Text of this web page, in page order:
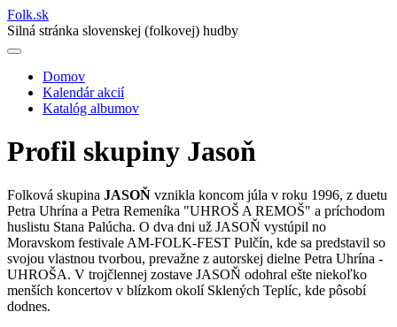
Folk.sk
Silná stránka slovenskej (folkovej) hudby
Main
navigation
Domov
Kalendár akcií
Katalóg albumov
Profil skupiny Jasoň
Folková skupina JASOŇ vznikla koncom júla v roku 1996, z duetu
Petra Uhrína a Petra Remeníka "UHROŠ A REMOŠ" a príchodom
huslistu Stana Palúcha. O dva dni už JASOŇ vystúpil no
Moravskom festivale AM-FOLK-FEST Pulčín, kde sa predstavil so
svojou vlastnou tvorbou, prevažne z autorskej dielne Petra Uhrína -
UHROŠA. V trojčlennej zostave JASOŇ odohral ešte niekoľko
menších koncertov v blízkom okolí Sklených Teplíc, kde pôsobí
dodnes.